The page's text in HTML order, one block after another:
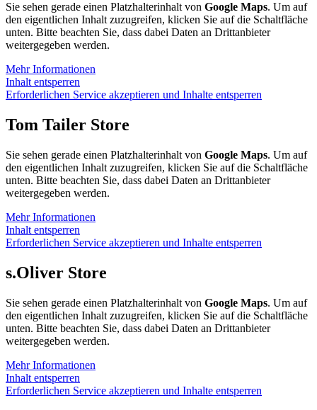
Sie sehen gerade einen Platzhalterinhalt von Google Maps. Um auf
den eigentlichen Inhalt zuzugreifen, klicken Sie auf die Schaltfläche
unten. Bitte beachten Sie, dass dabei Daten an Drittanbieter
weitergegeben werden.
Mehr Informationen
Inhalt entsperren
Erforderlichen Service akzeptieren und Inhalte entsperren
Tom Tailer Store
Sie sehen gerade einen Platzhalterinhalt von Google Maps. Um auf
den eigentlichen Inhalt zuzugreifen, klicken Sie auf die Schaltfläche
unten. Bitte beachten Sie, dass dabei Daten an Drittanbieter
weitergegeben werden.
Mehr Informationen
Inhalt entsperren
Erforderlichen Service akzeptieren und Inhalte entsperren
s.Oliver Store
Sie sehen gerade einen Platzhalterinhalt von Google Maps. Um auf
den eigentlichen Inhalt zuzugreifen, klicken Sie auf die Schaltfläche
unten. Bitte beachten Sie, dass dabei Daten an Drittanbieter
weitergegeben werden.
Mehr Informationen
Inhalt entsperren
Erforderlichen Service akzeptieren und Inhalte entsperren